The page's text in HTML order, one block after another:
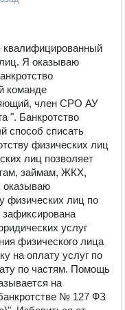
квалифицированный
Я оказываю
команде
член СРО АУ
". Банкротство
способ списать
физических лиц
лиц позволяет
займам, ЖКХ,
оказываю
физических лиц по
услуг
физического лица
на оплату услуг по
по частям. Помощь
на
№ 127 ФЗ